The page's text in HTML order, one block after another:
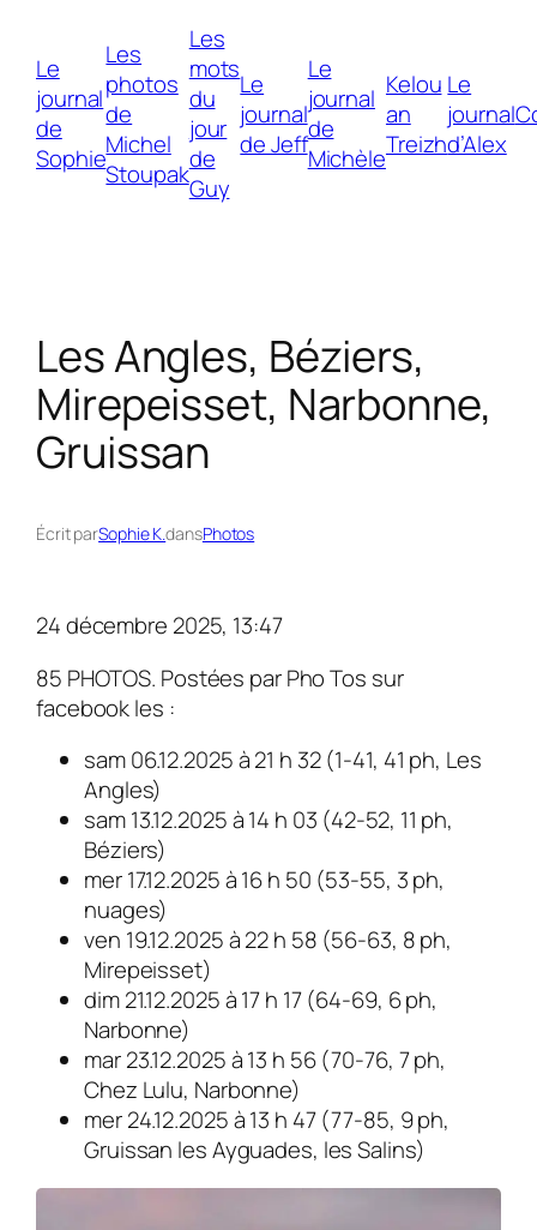
contenu
Le
journal
de
Sophie
Les
photos
de
Michel
Stoupak
Les
mots
du
jour
de
Guy
Le
journal
de Jeff
Le
journal
de
Michèle
Kelou
an
Treizh
Le
journal
d’Alex
Les Angles, Béziers,
Mirepeisset, Narbonne,
Gruissan
Écrit parSophie K.dansPhotos
24 décembre 2025, 13:47
85 PHOTOS. Postées par Pho Tos sur
facebook les :
sam 06.12.2025 à 21 h 32 (1-41, 41 ph, Les
Angles)
sam 13.12.2025 à 14 h 03 (42-52, 11 ph,
Béziers)
mer 17.12.2025 à 16 h 50 (53-55, 3 ph,
nuages)
ven 19.12.2025 à 22 h 58 (56-63, 8 ph,
Mirepeisset)
dim 21.12.2025 à 17 h 17 (64-69, 6 ph,
Narbonne)
mar 23.12.2025 à 13 h 56 (70-76, 7 ph,
Chez Lulu, Narbonne)
mer 24.12.2025 à 13 h 47 (77-85, 9 ph,
Gruissan les Ayguades, les Salins)